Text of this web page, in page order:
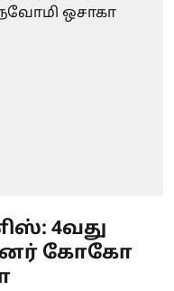
4வது
கோகோ